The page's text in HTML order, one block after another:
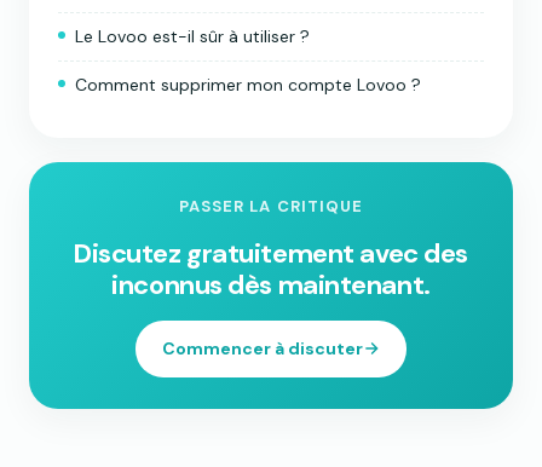
Le Lovoo est-il sûr à utiliser ?
Comment supprimer mon compte Lovoo ?
PASSER LA CRITIQUE
Discutez gratuitement avec des
inconnus dès maintenant.
Commencer à discuter